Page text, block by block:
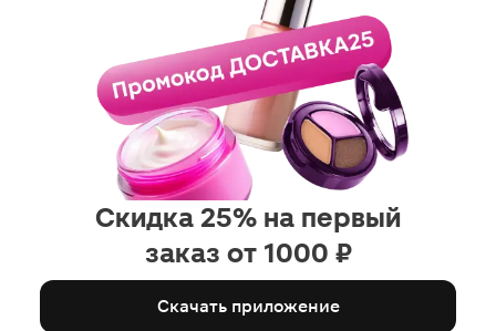
Скидка 25% на первый
заказ от 1000 ₽
Скачать приложение